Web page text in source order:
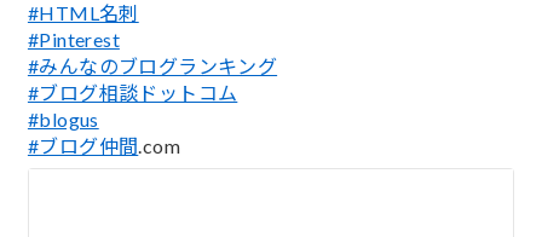
#HTML名刺
#Pinterest
#みんなのブログランキング
#ブログ相談ドットコム
#blogus
#ブログ仲間.com